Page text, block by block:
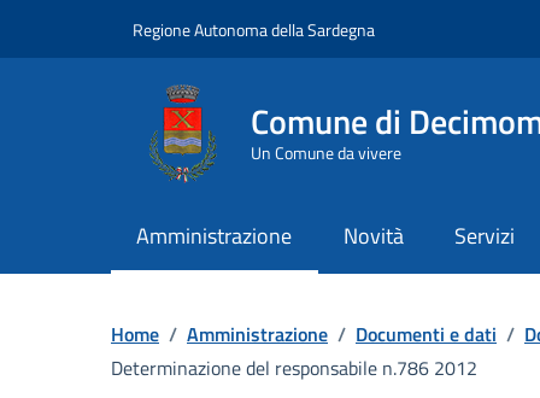
Regione Autonoma della Sardegna
Comune di
Un Comune da vivere
Amministrazione Novità Servizi
Home / Amministrazione / Documenti e dati /
Determinazione del responsabile n.786 2012